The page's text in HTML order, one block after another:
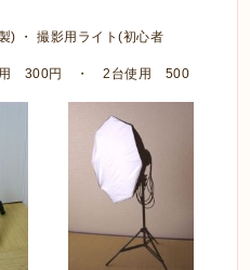
影用ライト(初心者
円 ・ 2台使用 500